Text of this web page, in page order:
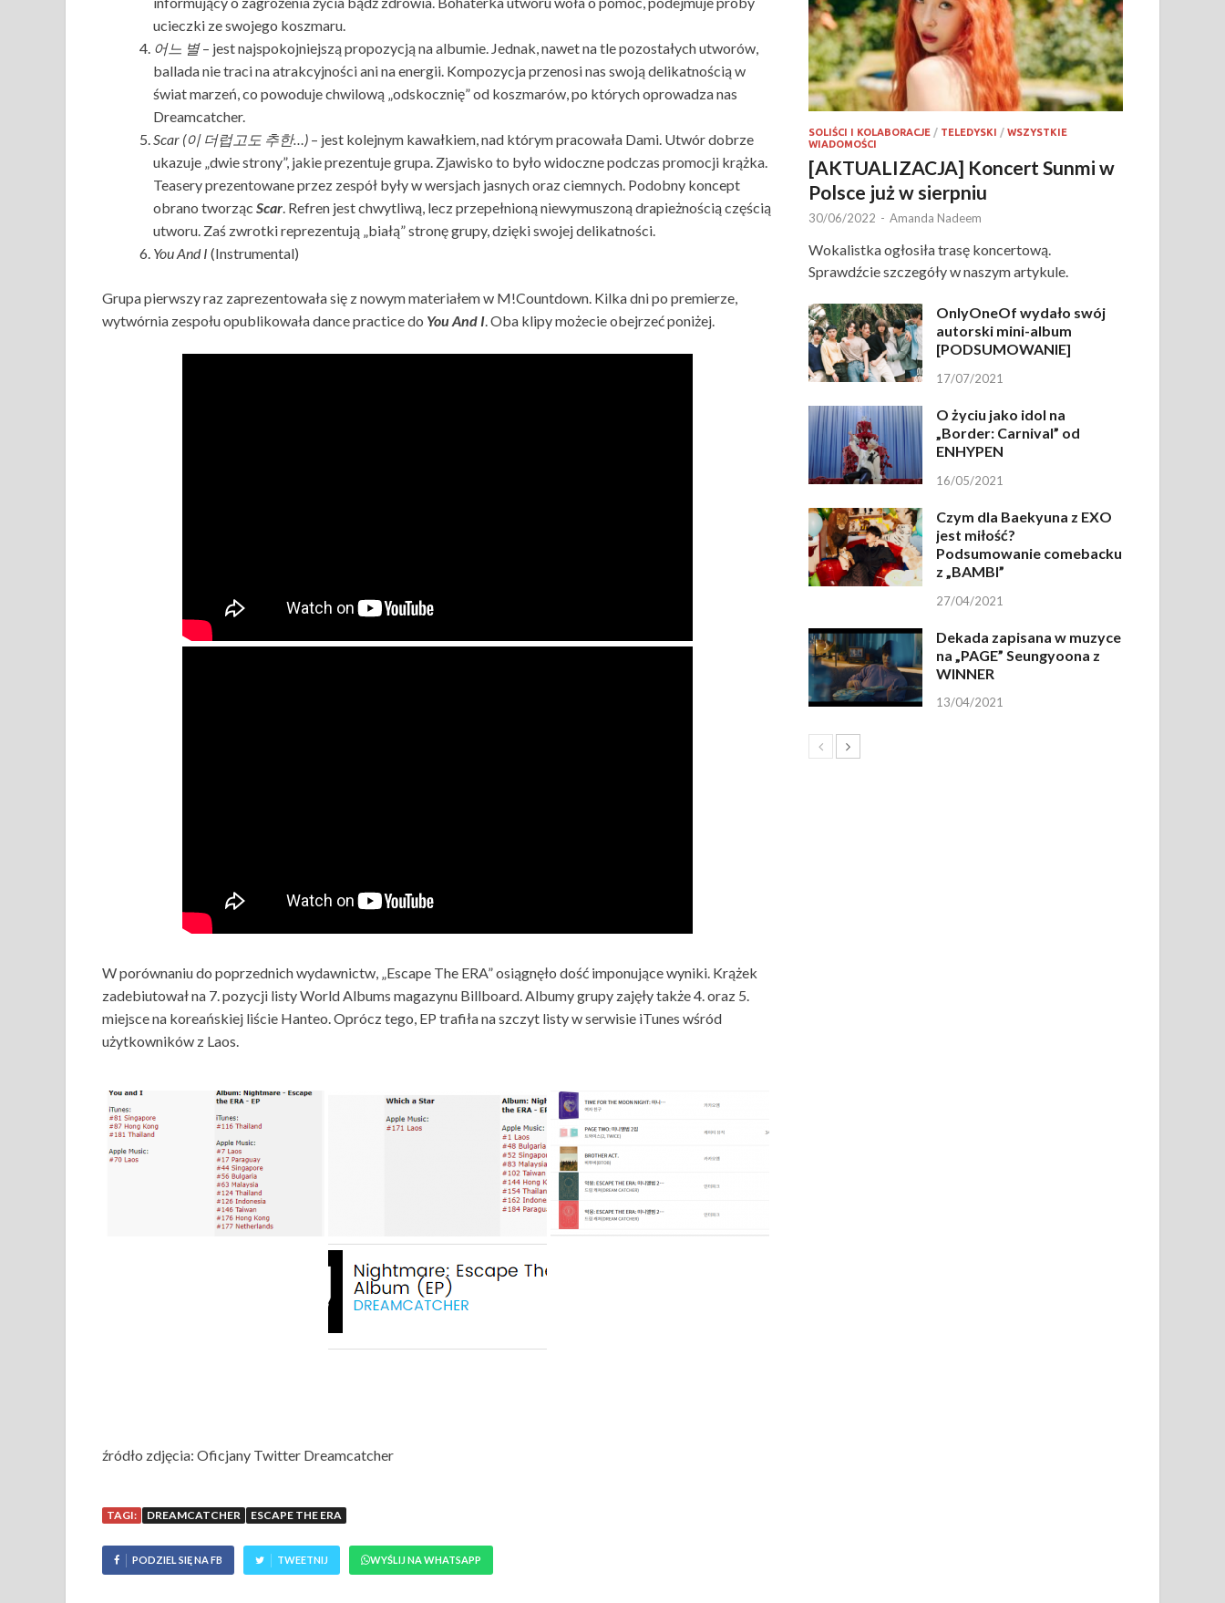
ucieczki ze swojego koszmaru.
어느 별– jest najspokojniejszą propozycją na albumie. Jednak, nawet na tle pozostałych utworów,
ballada nie traci na atrakcyjności ani na energii. Kompozycja przenosi nas swoją delikatnością w
świat marzeń, co powoduje chwilową „odskocznię” od koszmarów, po których oprowadza nas
Dreamcatcher.
Scar (이 더럽고도 추한…) – jest kolejnym kawałkiem, nad którym pracowała Dami. Utwór dobrze
ukazuje „dwie strony”, jakie prezentuje grupa. Zjawisko to było widoczne podczas promocji krążka.
Teasery prezentowane przez zespół były w wersjach jasnych oraz ciemnych. Podobny koncept
obrano tworząc Scar. Refren jest chwytliwą, lecz przepełnioną niewymuszoną drapieżnością częścią
utworu. Zaś zwrotki reprezentują „białą” stronę grupy, dzięki swojej delikatności.
You And I (Instrumental)
Grupa pierwszy raz zaprezentowała się z nowym materiałem w M!Countdown. Kilka dni po premierze,
wytwórnia zespołu opublikowała dance practice do You And I. Oba klipy możecie obejrzeć poniżej.
W porównaniu do poprzednich wydawnictw, „Escape The ERA” osiągnęło dość imponujące wyniki. Krążek
zadebiutował na 7. pozycji listy World Albums magazynu Billboard. Albumy grupy zajęły także 4. oraz 5.
miejsce na koreańskiej liście Hanteo. Oprócz tego, EP trafiła na szczyt listy w serwisie iTunes wśród
użytkowników z Laos.
źródło zdjęcia: Oficjany Twitter Dreamcatcher
TAGI: DREAMCATCHER ESCAPE THE ERA
PODZIEL SIĘ NA FB TWEETNIJ WYŚLIJ NA WHATSAPP
SOLIŚCI I KOLABORACJE / TELEDYSKI /WSZYSTKIE
WIADOMOŚCI
[AKTUALIZACJA] Koncert Sunmi w
Polsce już w sierpniu
30/06/2022 - Amanda Nadeem
Wokalistka ogłosiła trasę koncertową.
Sprawdźcie szczegóły w naszym artykule.
OnlyOneOf wydało swój
autorski mini-album
[PODSUMOWANIE]
17/07/2021
O życiu jako idol na
„Border: Carnival” od
ENHYPEN
16/05/2021
Czym dla Baekyuna z EXO
jest miłość?
Podsumowanie comebacku
z „BAMBI”
27/04/2021
Dekada zapisana w muzyce
na „PAGE” Seungyoona z
WINNER
13/04/2021